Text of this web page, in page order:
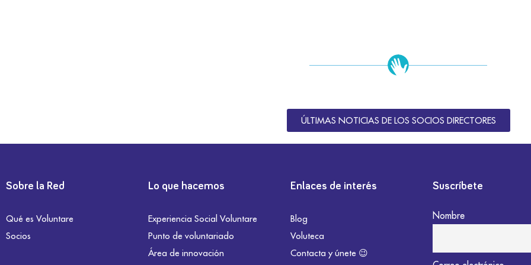
ÚLTIMAS NOTICIAS DE LOS SOCIOS DIRECTORES
Sobre la Red
Qué es Voluntare
Socios
Lo que hacemos
Experiencia Social Voluntare
Punto de voluntariado
Área de innovación
Enlaces de interés
Blog
Voluteca
Contacta y únete 😉
Suscríbete
Nombre